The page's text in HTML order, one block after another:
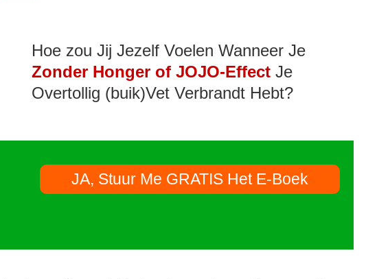
Hoe zou Jij Jezelf Voelen Wanneer Je
Zonder Honger of JOJO-Effect Je
Overtollig (buik)Vet Verbrandt Hebt?
JA, Stuur Me GRATIS Het E-Boek